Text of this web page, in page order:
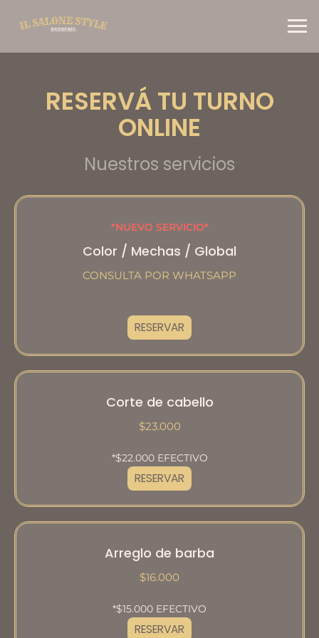
RESERVÁ TU TURNO
ONLINE
Nuestros servicios
*NUEVO SERVICIO*
Color / Mechas / Global
CONSULTA POR WHATSAPP
RESERVAR
Corte de cabello
$23.000
*$22.000 EFECTIVO
RESERVAR
Arreglo de barba
$16.000
*$15.000 EFECTIVO
RESERVAR